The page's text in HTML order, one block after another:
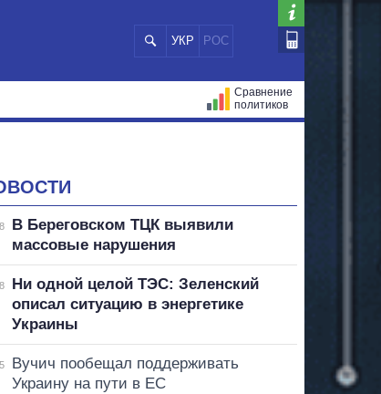
УКР РОС
Сравнение
политиков
В Береговском ТЦК выявили
массовые нарушения
Ни одной целой ТЭС: Зеленский
описал ситуацию в энергетике
Украины
Вучич пообещал поддерживать
Украину на пути в ЕС